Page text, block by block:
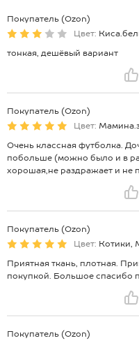
Покупатель (Ozon)
Цвет:
тонкая, дешёвый вариант
Покупатель (Ozon)
Цвет:
Очень классная футболка.
побольше (можно было и в
хорошая,не раздражает и не
Покупатель (Ozon)
Цвет: Котики,
Приятная ткань, плотная.
покупкой. Большое спасибо
Покупатель (Ozon)